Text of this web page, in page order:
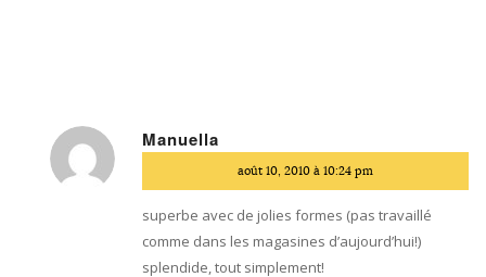
Manuella
:
août 10, 2010 à 10:24 pm
superbe avec de jolies formes (pas travaillé
comme dans les magasines d’aujourd’hui!)
splendide, tout simplement!